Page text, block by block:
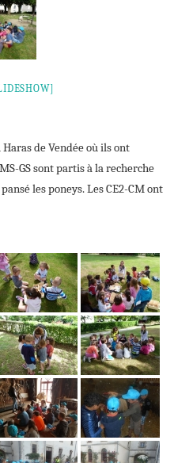
de Vendée où ils ont
GS sont partis à la recherche
les poneys. Les CE2-CM ont